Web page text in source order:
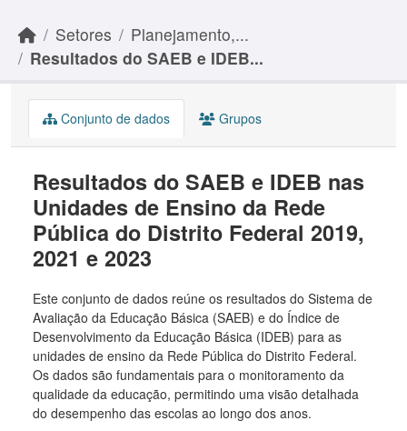
Setores
Planejamento,...
Resultados do SAEB e IDEB...
Conjunto de dados Grupos
Resultados do SAEB e IDEB nas
Unidades de Ensino da Rede
Pública do Distrito Federal 2019,
2021 e 2023
Este conjunto de dados reúne os resultados do Sistema de
Avaliação da Educação Básica (SAEB) e do Índice de
Desenvolvimento da Educação Básica (IDEB) para as
unidades de ensino da Rede Pública do Distrito Federal.
Os dados são fundamentais para o monitoramento da
qualidade da educação, permitindo uma visão detalhada
do desempenho das escolas ao longo dos anos.